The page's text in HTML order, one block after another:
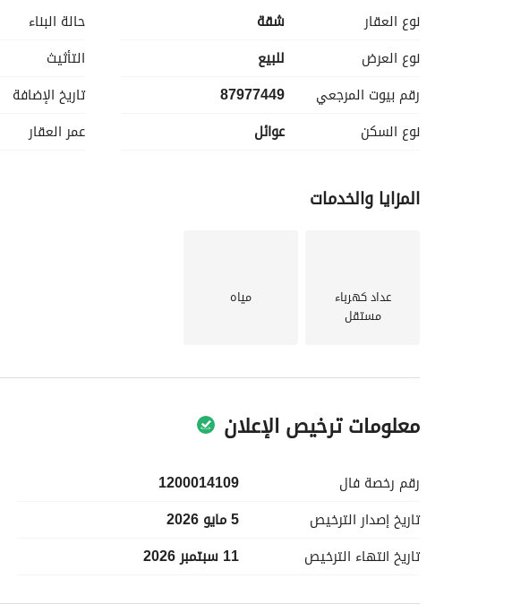
بلاط داخلي بورسلان + زجاج النوافذ دبل قلاس + أسلاك الكهرباء الفنار
نوع العقار
شقة
نوع العرض
للبيع
رقم بيوت المرجعي
87977449
نوع السكن
عوائل
حالة البناء
التأثيث
تاريخ الإضافة
عمر العقار
المزايا والخدمات
عداد كهرباء
مستقل
مياه
معلومات ترخيص الإعلان
رقم رخصة فال
1200014109
تاريخ إصدار الترخيص
5 مايو 2026
تاريخ انتهاء الترخيص 11 سبتمبر 2026